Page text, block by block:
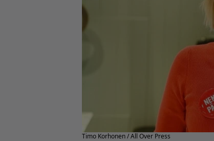
Timo Korhonen / All Over Press